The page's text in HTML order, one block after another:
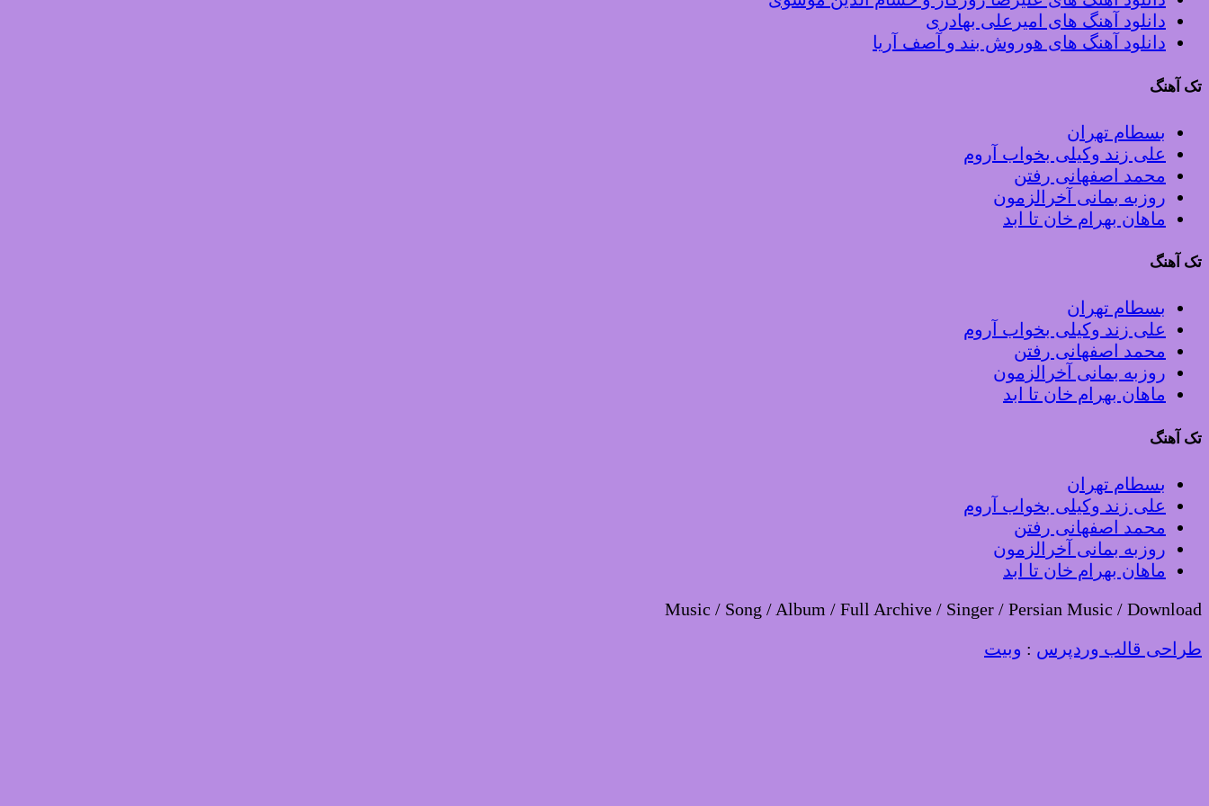
دانلود آهنگ های امیرعلی بهادری
دانلود آهنگ های هوروش بند و آصف آریا
تک آهنگ
بسطام تهران
علی زند وکیلی بخواب آروم
محمد اصفهانی رفتن
روزبه بمانی آخرالزمون
ماهان بهرام خان تا ابد
تک آهنگ
بسطام تهران
علی زند وکیلی بخواب آروم
محمد اصفهانی رفتن
روزبه بمانی آخرالزمون
ماهان بهرام خان تا ابد
تک آهنگ
بسطام تهران
علی زند وکیلی بخواب آروم
محمد اصفهانی رفتن
روزبه بمانی آخرالزمون
ماهان بهرام خان تا ابد
Music / Song / Album / Full Archive / Singer / Persian Music / Download
طراحی قالب وردپرس : وبیت